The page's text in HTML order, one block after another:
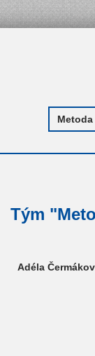
Tým
Adéla